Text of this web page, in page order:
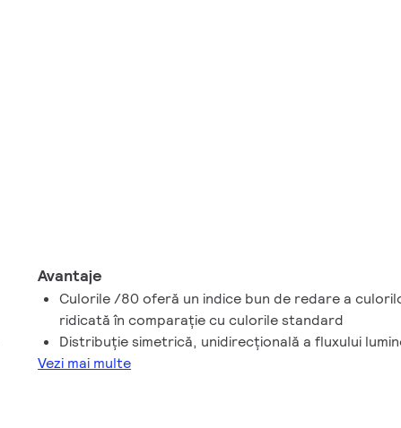
Avantaje
Culorile /80 oferă un indice bun de redare a
ridicată în comparaţie cu culorile standard
Distribuţie simetrică, unidirecţională a fluxului
Vezi mai multe